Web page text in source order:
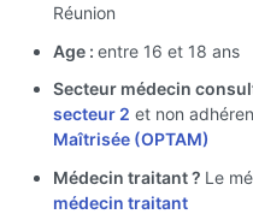
Réunion
Age : entre 16 et 18 ans
Secteur médecin
secteur 2 et non
Maîtrisée (OPTAM)
Médecin traitant ? Le
médecin traitant